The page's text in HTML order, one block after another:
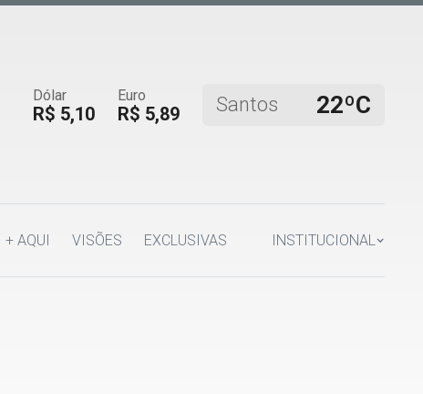
Dólar
R$ 5,10
Euro
R$ 5,89 Santos 22ºC
+ AQUI VISÕES EXCLUSIVAS INSTITUCIONAL